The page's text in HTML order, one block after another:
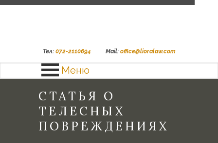
Тел: 072-2110694 Mail: office@lioralaw.com
Меню
СТАТЬЯ О
ТЕЛЕСНЫХ
ПОВРЕЖДЕНИЯХ